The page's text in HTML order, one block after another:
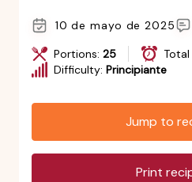
10 de mayo de 2025
Portions: 25
Difficulty: Principiante
Jump to
Print